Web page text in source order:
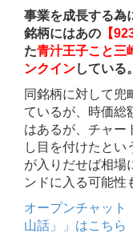
事業を成長する為
銘柄にはあの 【
た青汁王子こと三
ンクインしている。
同銘柄に対して兜
ているが、時価総
はあるが、チャー
し目を付けたとい
が入りだせば相場
ンドに入る可能性
オープンチャット
山話」」はこちら